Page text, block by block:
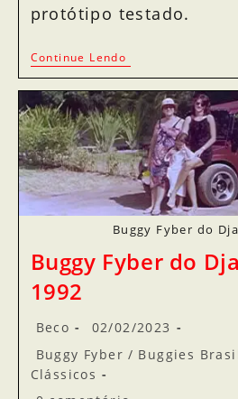
protótipo testado.
Continue Lendo
Buggy Fyber do
Buggy Fyber do
1992
Beco
02/02/2023
Buggy Fyber / Buggies
Clássicos